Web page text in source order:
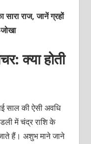
राज, जानें ग्रहों
क्या होती
साल की ऐसी अवधि
में चंद्र राशि के
हैं। अशुभ माने जाने